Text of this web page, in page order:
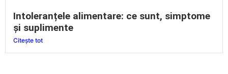
Intoleranțele alimentare: ce sunt, simptome
și suplimente
Citește tot